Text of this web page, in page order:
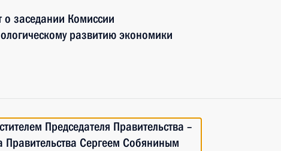
о заседании Комиссии
развитию экономики
Председателя Правительства –
Правительства Сергеем Собяниным